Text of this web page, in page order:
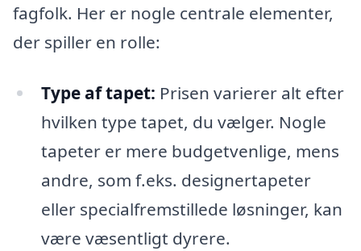
fagfolk. Her er nogle centrale elementer,
der spiller en rolle:
Type af tapet: Prisen varierer alt efter
hvilken type tapet, du vælger. Nogle
tapeter er mere budgetvenlige, mens
andre, som f.eks. designertapeter
eller specialfremstillede løsninger, kan
være væsentligt dyrere.